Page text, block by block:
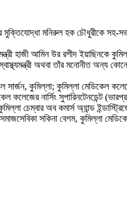
মনিরুল হক চৌধুরীকে সহ-
আমিন উর রশীদ ইয়াছিনকে
অথবা তাঁর মনোনীত অন্য
কুমিল্লা; কুমিল্লা মেডিকেল
কলেজের নার্সিং সুপারিনটেনডেন্ট
অব কমার্স অ্যান্ড
সকিনা বেগম, কুমিল্লা